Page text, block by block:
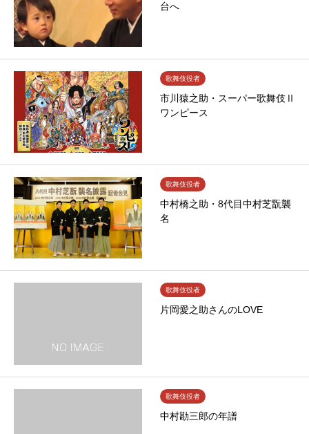
台へ
歌舞伎役者
市川猿之助・スーパー歌舞伎Ⅱ
ワンピース
歌舞伎役者
中村橋之助・8代目中村芝翫襲
名
歌舞伎役者
片岡愛之助さんのLOVE
歌舞伎役者
中村勘三郎の年譜